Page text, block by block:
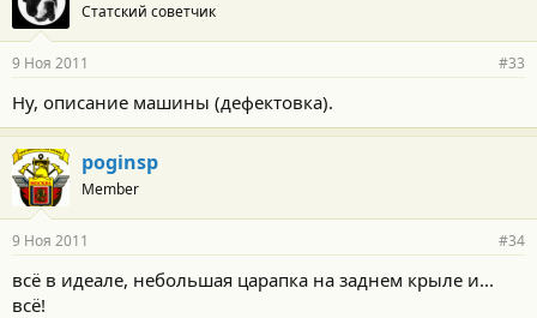
Статский советчик
9 Ноя 2011 #33
Ну, описание машины (дефектовка).
poginsp
Member
9 Ноя 2011 #34
всё в идеале, небольшая царапка на заднем крыле и...
всё!